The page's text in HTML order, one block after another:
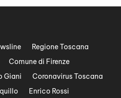
Regione Toscana
Comune di Firenze
Giani
Coronavirus Toscana
Enrico Rossi